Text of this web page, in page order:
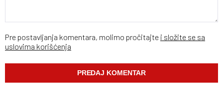
Pre postavljanja komentara, molimo pročitajte i složite se sa
uslovima korišćenja